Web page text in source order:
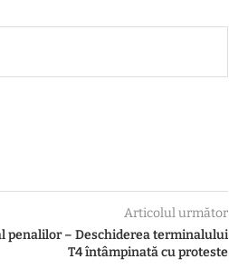
Articolul următor
penalilor – Deschiderea terminalului
T4 întâmpinată cu proteste